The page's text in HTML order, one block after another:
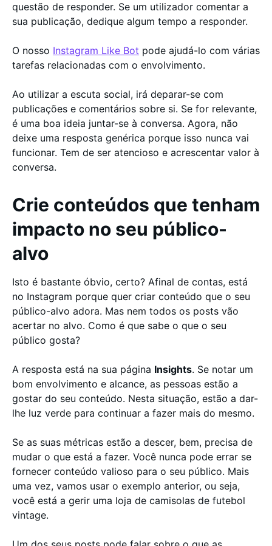
questão de responder. Se um utilizador comentar a
sua publicação, dedique algum tempo a responder.
O nosso Instagram Like Bot pode ajudá-lo com várias
tarefas relacionadas com o envolvimento.
Ao utilizar a escuta social, irá deparar-se com
publicações e comentários sobre si. Se for relevante,
é uma boa ideia juntar-se à conversa. Agora, não
deixe uma resposta genérica porque isso nunca vai
funcionar. Tem de ser atencioso e acrescentar valor à
conversa.
Crie conteúdos que tenham
impacto no seu público-
alvo
Isto é bastante óbvio, certo? Afinal de contas, está
no Instagram porque quer criar conteúdo que o seu
público-alvo adora. Mas nem todos os posts vão
acertar no alvo. Como é que sabe o que o seu
público gosta?
A resposta está na sua página Insights. Se notar um
bom envolvimento e alcance, as pessoas estão a
gostar do seu conteúdo. Nesta situação, estão a dar-
lhe luz verde para continuar a fazer mais do mesmo.
Se as suas métricas estão a descer, bem, precisa de
mudar o que está a fazer. Você nunca pode errar se
fornecer conteúdo valioso para o seu público. Mais
uma vez, vamos usar o exemplo anterior, ou seja,
você está a gerir uma loja de camisolas de futebol
vintage.